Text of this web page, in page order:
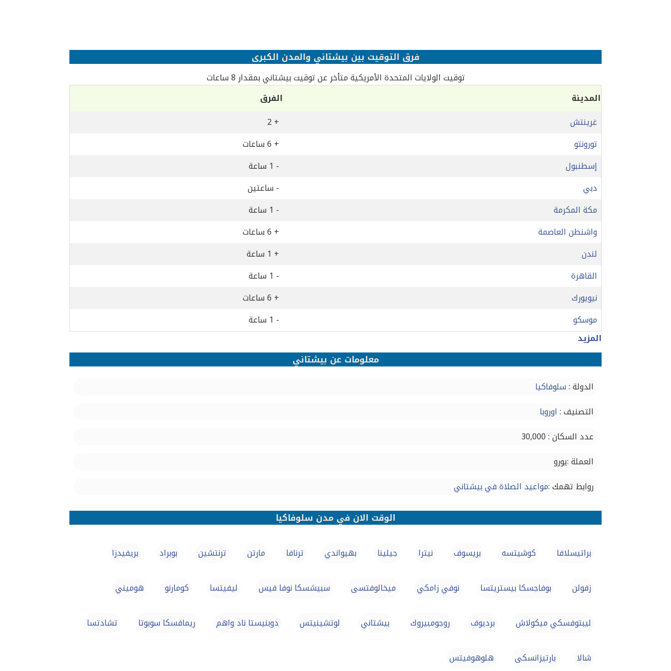
فرق التوقيت بين بيشتاني والمدن الكبرى
توقيت الولايات المتحدة الأمريكية متأخر عن توقيت بيشتاني بمقدار 8 ساعات
المدينة
الفرق
غرينتش
+ 2
تورونتو
+ 6 ساعات
إسطنبول
- 1 ساعة
دبي
- ساعتين
مكة المكرمة
- 1 ساعة
واشنطن العاصمة
+ 6 ساعات
لندن
+ 1 ساعة
القاهرة
- 1 ساعة
نيويورك
+ 6 ساعات
موسكو
- 1 ساعة
المزيد
معلومات عن بيشتاني
الدولة :سلوفاكيا
التصنيف : اوروبا
عدد السكان : 30,000
العملة :يورو
روابط تهمك :مواعيد الصلاة في بيشتاني
الوقت الان في مدن سلوفاكيا
براتيسلافا كوشيتسه بريسوف نيترا جيلينا بهيواندي ترنافا مارتن ترنتشين بوبراد بريفيدزا
زفولن بوفاجسكا بيستريتسا نوفي زامكي ميخالوفتسى سبيشسكا نوفا فيس ليفيتسا كومارنو هوميني
ليبتوفسكي ميكولاش برديوف روجومبيروك بيشتاني لوتشينيتس دوبنيستا ناد واهم ريمافسكا سوبوتا تشادتسا
شالا بارتيزانسكى هلوهوفيتس